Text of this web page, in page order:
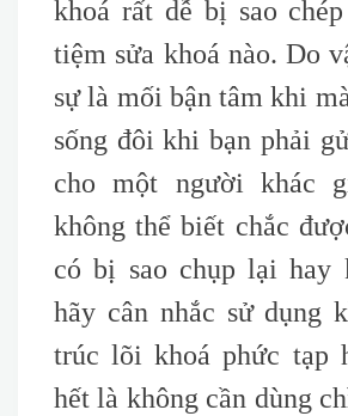
khoá rất dễ bị sao
tiệm sửa khoá nào. Do
sự là mối bận tâm khi
sống đôi khi bạn phải
cho một người khác
không thể biết chắc
có bị sao chụp lại hay
hãy cân nhắc sử dụng
trúc lõi khoá phức tạp
hết là không cần dùng